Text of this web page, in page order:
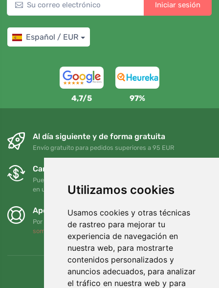
Utilizamos cookies
Usamos cookies y otras técnicas
de rastreo para mejorar tu
experiencia de navegación en
nuestra web, para mostrarte
contenidos personalizados y
anuncios adecuados, para analizar
el tráfico en nuestra web y para
Iniciar sesión
Español / EUR
4,7/5 97%
Al día siguiente y de forma gratuita
Envío gratuito para pedidos superiores a 95 EUR
Cambios y devoluciones gratuitos
Puede devolver o cambiar su pedido en cualquier momento
en un plazo de 90 días
Apoyamos a Trees.org
Por cada pedido plantamos un árbol. Leer más
somos